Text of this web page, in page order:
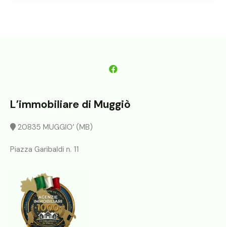
L’immobiliare di Muggiò
20835 MUGGIO’ (MB)
Piazza Garibaldi n. 11